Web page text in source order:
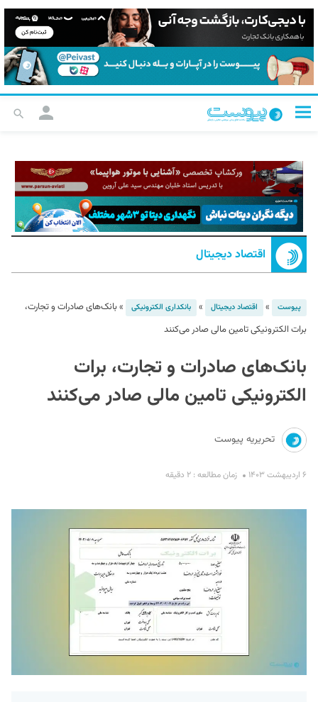
اقتصاد دیجیتال
پیوست » اقتصاد دیجیتال » بانکداری الکترونیکی »بانک‌های صادرات و تجارت،
برات الکترونیکی تامین مالی صادر می‌کنند
بانک‌های صادرات و تجارت، برات
الکترونیکی تامین مالی صادر می‌کنند
تحریریه پیوست
۶ اردیبهشت ۱۴۰۳ زمان مطالعه : ۲ دقیقه